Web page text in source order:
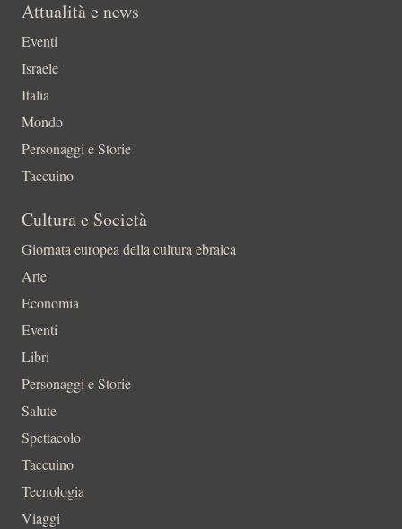
Attualità e news
Eventi
Israele
Italia
Mondo
Personaggi e Storie
Taccuino
Cultura e Società
Giornata europea della cultura ebraica
Arte
Economia
Eventi
Libri
Personaggi e Storie
Salute
Spettacolo
Taccuino
Tecnologia
Viaggi